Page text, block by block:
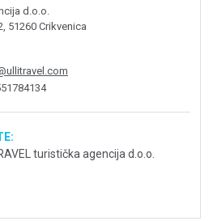
d.o.o.
51260 Crikvenica
turistička agencija d.o.o.